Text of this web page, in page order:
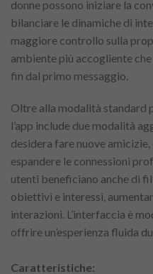
donne possono iniziare la
bilanciare le dinamiche di
maggiore controllo sulla
ambiente più accogliente
fin dal primo messaggio.
Oltre alla modalità standard
l’app include due modalità
desidera fare nuove amicizie,
espandere le connessioni
utenti beneficiano anche di
obiettivi e interessi,
interazioni. L’interfaccia è
offrire un’esperienza fluida
Caratteristiche: